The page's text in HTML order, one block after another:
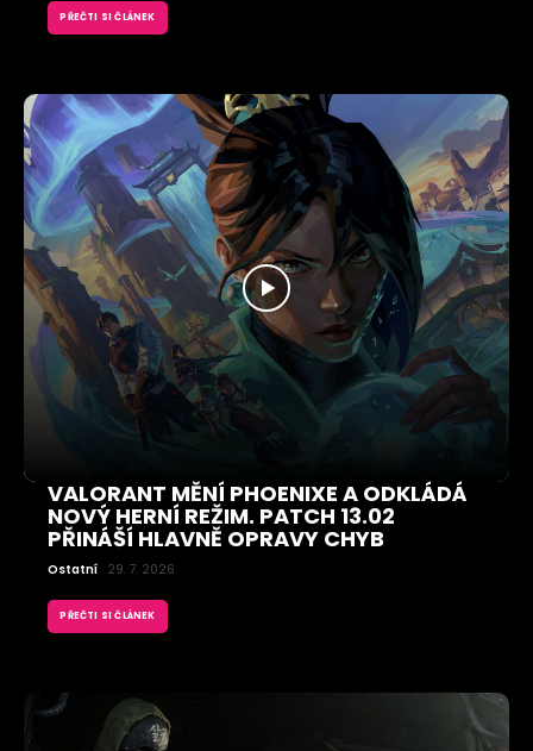
PŘEČTI SI ČLÁNEK
VALORANT MĚNÍ PHOENIXE A ODKLÁDÁ
NOVÝ HERNÍ REŽIM. PATCH 13.02
PŘINÁŠÍ HLAVNĚ OPRAVY CHYB
Ostatní 29. 7. 2026
PŘEČTI SI ČLÁNEK